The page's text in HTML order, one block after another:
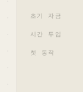
초기 자금
시간 투입
첫 동작